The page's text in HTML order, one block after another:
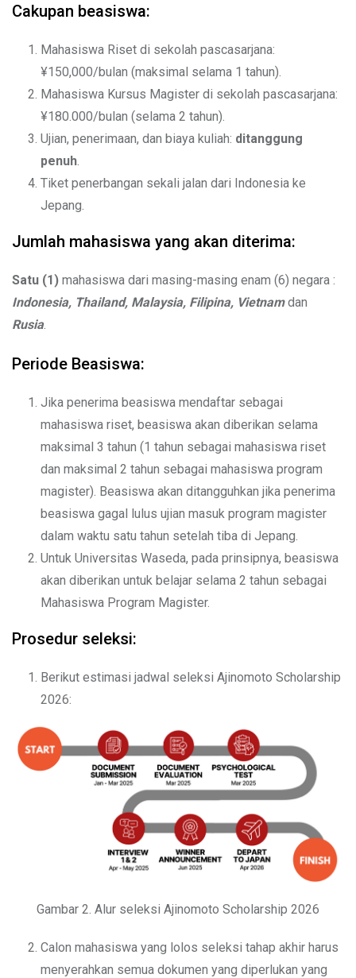
Cakupan beasiswa:
Mahasiswa Riset di sekolah pascasarjana:
¥150,000/bulan (maksimal selama 1 tahun).
Mahasiswa Kursus Magister di sekolah pascasarjana:
¥180.000/bulan (selama 2 tahun).
Ujian, penerimaan, dan biaya kuliah: ditanggung
penuh
Tiket penerbangan sekali jalan dari Indonesia ke
Jepang.
Jumlah mahasiswa yang akan diterima:
Satu (1) mahasiswa dari masing-masing enam (6) negara :
Indonesia, Thailand, Malaysia, Filipina, Vietnamdan
Rusia.
Periode Beasiswa:
Jika penerima beasiswa mendaftar sebagai
mahasiswa riset, beasiswa akan diberikan selama
maksimal 3 tahun (1 tahun sebagai mahasiswa riset
dan maksimal 2 tahun sebagai mahasiswa program
magister). Beasiswa akan ditangguhkan jika penerima
beasiswa gagal lulus ujian masuk program magister
dalam waktu satu tahun setelah tiba di Jepang.
Untuk Universitas Waseda, pada prinsipnya, beasiswa
akan diberikan untuk belajar selama 2 tahun sebagai
Mahasiswa Program Magister.
Prosedur seleksi:
Berikut estimasi jadwal seleksi Ajinomoto Scholarship
2026:
Gambar 2. Alur seleksi Ajinomoto Scholarship 2026
Calon mahasiswa yang lolos seleksi tahap akhir harus
menyerahkan semua dokumen yang diperlukan yang